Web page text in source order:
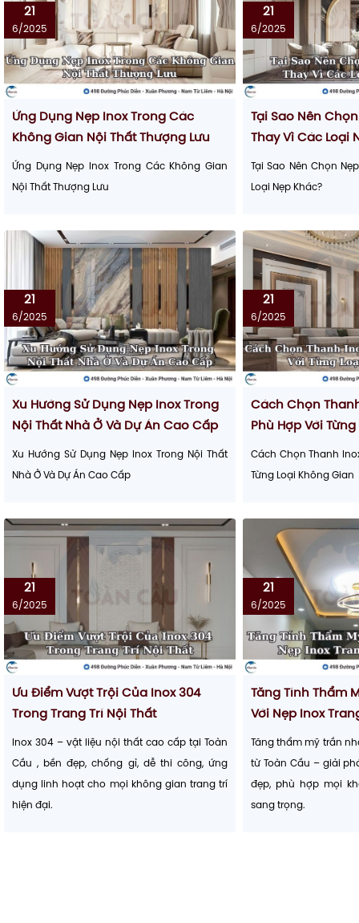
21
6/2025
Ứng Dụng Nẹp Inox Trong Các
Không Gian Nội Thất Thượng Lưu
Ứng Dụng Nẹp Inox Trong Các Không Gian
Nội Thất Thượng Lưu
21
6/2025
Tại Sao Nên
Thay Vì Các Loại
Tại Sao Nên Chọn
Loại Nẹp Khác?
21
6/2025
Xu Hướng Sử Dụng Nẹp Inox Trong
Nội Thất Nhà Ở Và Dự Án Cao Cấp
Xu Hướng Sử Dụng Nẹp Inox Trong Nội Thất
Nhà Ở Và Dự Án Cao Cấp
21
6/2025
Cách Chọn
Phù Hợp Với
Cách Chọn Thanh
Từng Loại Không Gian
21
6/2025
Ưu Điểm Vượt Trội Của Inox 304
Trong Trang Trí Nội Thất
Inox 304 – vật liệu nội thất cao cấp tại Toàn
Cầu , bền đẹp, chống gỉ, dễ thi công, ứng
dụng linh hoạt cho mọi không gian trang trí
hiện đại.
21
6/2025
Tăng Tính Thẩm
Với Nẹp Inox
Tăng thẩm mỹ trần
từ Toàn Cầu – giải
đẹp, phù hợp mọi
sang trọng.